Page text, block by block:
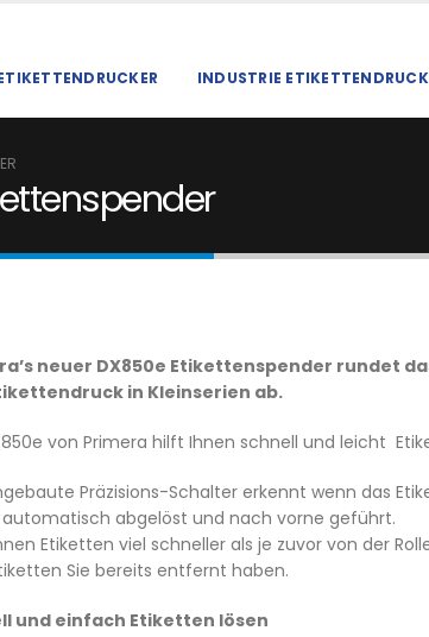
INDUSTRIE
neuer DX850e Etikettenspender rundet
in Kleinserien ab.
von Primera hilft Ihnen schnell und leicht
Präzisions-Schalter erkennt wenn das
abgelöst und nach vorne geführt.
Etiketten viel schneller als je zuvor von der
Sie bereits entfernt haben.
und einfach Etiketten lösen